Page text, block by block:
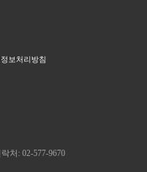
보처리방침
처: 02-577-9670